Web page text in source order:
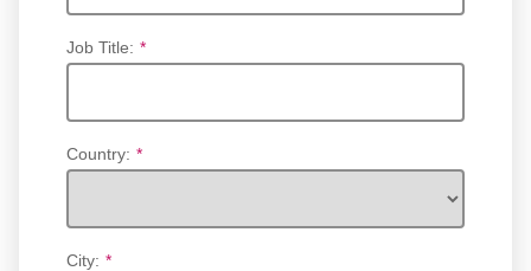
*
Job Title:
*
Country:
*
City: